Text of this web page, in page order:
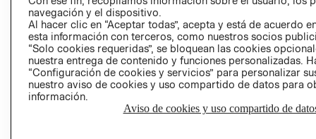
Perú (S/)
CAMBIAR REGIÓN
navegación y el dispositivo.
Al hacer clic en “Aceptar todas”, acepta y está de acuerdo
esta información con terceros, como nuestros socios
“Solo cookies requeridas”, se bloquean las cookies
nuestra entrega de contenido y funciones personalizadas.
“Configuración de cookies y servicios” para personalizar
nuestro aviso de cookies y uso compartido de datos para
información.
Aviso de cookies y uso compartido de